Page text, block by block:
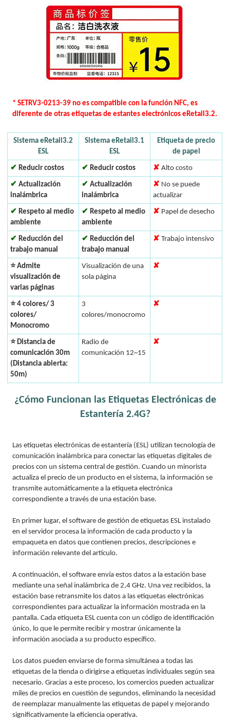
* SETRV3-0213-39 no es compatible con la función NFC, es
diferente de otras etiquetas de estantes electrónicos eRetail3.2.
Sistema eRetail3.2
ESL
Sistema eRetail3.1
ESL
Etiqueta de precio
de papel
✔ Reducir costos ✔ Reducir costos ✘ Alto costo
✔ Actualización
inalámbrica
✔Actualización
inalámbrica
✘ No se puede
actualizar
✔ Respeto al medio
ambiente
✔ Respeto al medio
ambiente
✘ Papel de desecho
✔ Reducción del
trabajo manual
✔ Reducción del
trabajo manual
✘Trabajo intensivo
⭐ Admite
visualización de
varias páginas
Visualización de una
sola página
✘
⭐ 4 colores/ 3
colores/
Monocromo
3
colores/monocromo
✘
⭐ Distancia de
comunicación 30m
(Distancia abierta:
50m)
Radio de
comunicación 12~15
✘
¿Cómo Funcionan las Etiquetas Electrónicas de
Estantería 2.4G?
Las etiquetas electrónicas de estantería (ESL) utilizan tecnología de
comunicación inalámbrica para conectar las etiquetas digitales de
precios con un sistema central de gestión. Cuando un minorista
actualiza el precio de un producto en el sistema, la información se
transmite automáticamente a la etiqueta electrónica
correspondiente a través de una estación base.
En primer lugar, el software de gestión de etiquetas ESL instalado
en el servidor procesa la información de cada producto y la
empaqueta en datos que contienen precios, descripciones e
información relevante del artículo.
A continuación, el software envía estos datos a la estación base
mediante una señal inalámbrica de 2,4 GHz. Una vez recibidos, la
estación base retransmite los datos a las etiquetas electrónicas
correspondientes para actualizar la información mostrada en la
pantalla. Cada etiqueta ESL cuenta con un código de identificación
único, lo que le permite recibir y mostrar únicamente la
información asociada a su producto específico.
Los datos pueden enviarse de forma simultánea a todas las
etiquetas de la tienda o dirigirse a etiquetas individuales según sea
necesario. Gracias a este proceso, los comercios pueden actualizar
miles de precios en cuestión de segundos, eliminando la necesidad
de reemplazar manualmente las etiquetas de papel y mejorando
significativamente la eficiencia operativa.